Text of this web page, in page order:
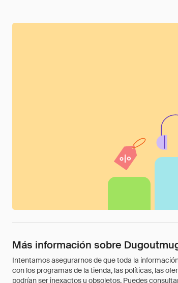
Más información sobre
Intentamos asegurarnos de que toda la
con los programas de la tienda, las políticas, las
podrían ser inexactos u obsoletos. Puedes